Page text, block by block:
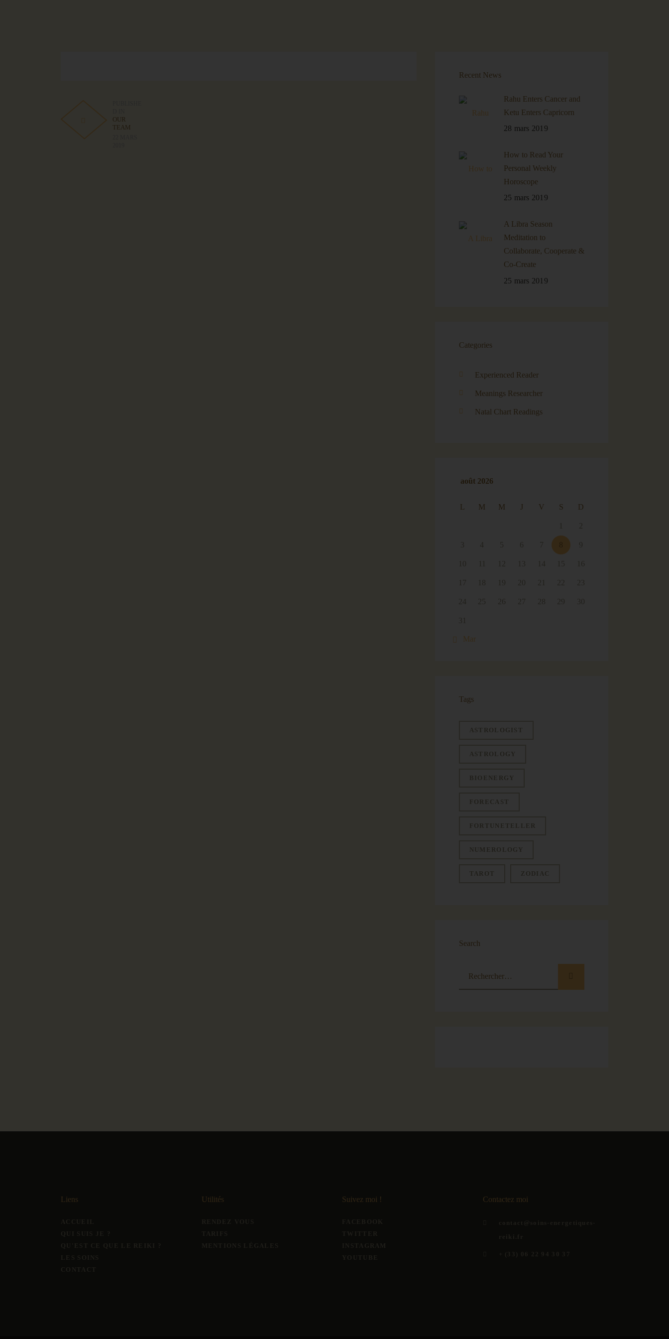
OUR
TEAM
Recent News
Rahu Enters Cancer and
Ketu Enters Capricorn
28 mars 2019
How to Read Your
Personal Weekly
Horoscope
25 mars 2019
A Libra Season
Meditation to
Collaborate, Cooperate &
Co-Create
25 mars 2019
Categories
Experienced Reader
Meanings Researcher
Natal Chart Readings
août 2026
L M M J V S D
1 2
3 4 5 6 7 9
10 11 12 13 14 15 16
17 18 19 20 21 22 23
24 25 26 27 28 29 30
31
« Mar
Tags
ASTROLOGIST
ASTROLOGY
BIOENERGY
FORECAST
FORTUNETELLER
NUMEROLOGY
TAROT ZODIAC
Search
Liens Utilités Suivez moi ! Contactez moi